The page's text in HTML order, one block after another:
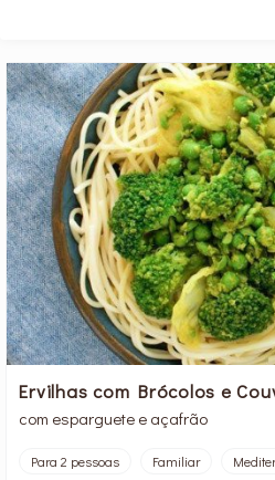
Ervilhas com Brócolos e
com esparguete e açafrão
Para 2 pessoas Familiar